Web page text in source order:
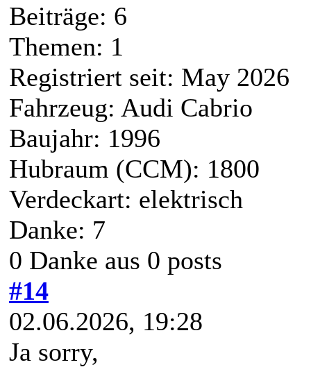
Beiträge: 6
Themen: 1
Registriert seit: May 2026
Fahrzeug: Audi Cabrio
Baujahr: 1996
Hubraum (CCM): 1800
Verdeckart: elektrisch
Danke: 7
0 Danke aus 0 posts
#14
02.06.2026, 19:28
Ja sorry,